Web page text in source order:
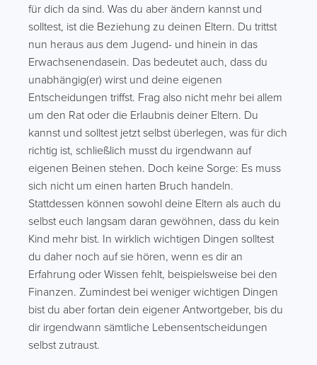
für dich da sind. Was du aber ändern kannst und
solltest, ist die Beziehung zu deinen Eltern. Du trittst
nun heraus aus dem Jugend- und hinein in das
Erwachsenendasein. Das bedeutet auch, dass du
unabhängig(er) wirst und deine eigenen
Entscheidungen triffst. Frag also nicht mehr bei allem
um den Rat oder die Erlaubnis deiner Eltern. Du
kannst und solltest jetzt selbst überlegen, was für dich
richtig ist, schließlich musst du irgendwann auf
eigenen Beinen stehen. Doch keine Sorge: Es muss
sich nicht um einen harten Bruch handeln.
Stattdessen können sowohl deine Eltern als auch du
selbst euch langsam daran gewöhnen, dass du kein
Kind mehr bist. In wirklich wichtigen Dingen solltest
du daher noch auf sie hören, wenn es dir an
Erfahrung oder Wissen fehlt, beispielsweise bei den
Finanzen. Zumindest bei weniger wichtigen Dingen
bist du aber fortan dein eigener Antwortgeber, bis du
dir irgendwann sämtliche Lebensentscheidungen
selbst zutraust.